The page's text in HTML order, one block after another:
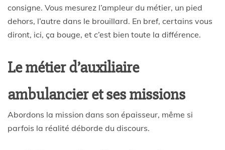
consigne. Vous mesurez l’ampleur du métier, un pied
dehors, l’autre dans le brouillard. En bref, certains vous
diront, ici, ça bouge, et c’est bien toute la différence.
Le métier d’auxiliaire
ambulancier et ses missions
Abordons la mission dans son épaisseur, même si
parfois la réalité déborde du discours.